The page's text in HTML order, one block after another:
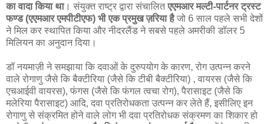
का वादा किया था। संयुक्त राष्ट्र द्वारा संचालितएएमआर मल्टी-पार्टनर ट्रस्ट
फण्ड (एएमआर एमपीटीएफ) भी एक प्रमुख ज़रिया हैजो 6 साल पहले सभी देशों
ने मिल कर स्थापित किया और नीदरलैंड ने सबसे पहले अमरीकी डॉलर 5
मिलियन का अनुदान दिया।
डॉ नयमाज़ी ने समझाया कि दवाओं के दुरुपयोग के कारण, रोग उत्पन्न करने
वाले रोगाणु जैसे कि बैक्टीरिया (जैसे कि टीबी बैक्टीरिया) , वायरस (जैसे कि
एचआईवी वायरस), फंगस (जैसे कि फंगल त्वचा रोग), पैरासाइट (जैसे कि
मलेरिया पैरासाइट) आदि, दवा प्रतिरोधकता उत्पन्न कर लेते हैं, इसीलिए इन
रोगाणु से संक्रमित होने वाले लोग भी दवा प्रतिरोधक संक्रमण का शिकार हो